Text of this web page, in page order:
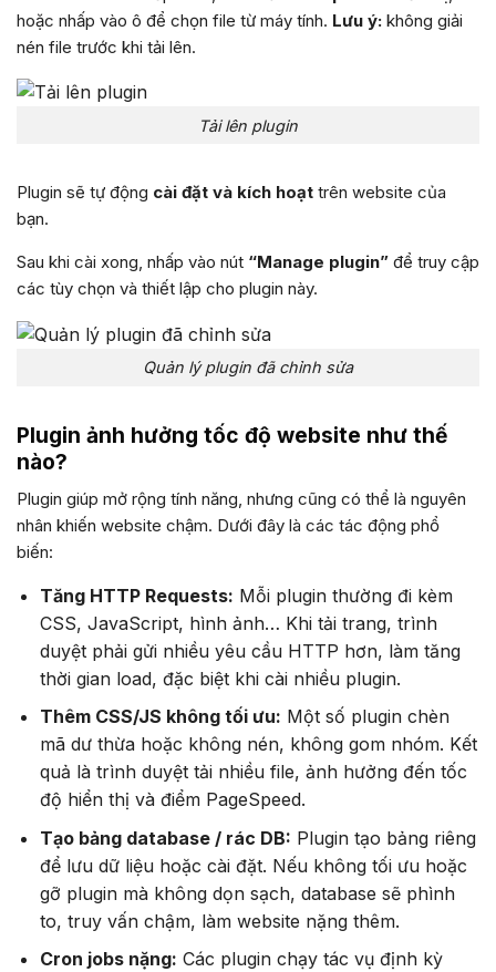
hoặc nhấp vào ô để chọn file từ máy tính. Lưu ý: không giải
nén file trước khi tải lên.
Tải lên plugin
Plugin sẽ tự động cài đặt và kích hoạt trên website của
bạn.
Sau khi cài xong, nhấp vào nút “Manage plugin” để truy cập
các tùy chọn và thiết lập cho plugin này.
Quản lý plugin đã chỉnh sửa
Plugin ảnh hưởng tốc độ website như thế
nào?
Plugin giúp mở rộng tính năng, nhưng cũng có thể là nguyên
nhân khiến website chậm. Dưới đây là các tác động phổ
biến:
Tăng HTTP Requests: Mỗi plugin thường đi kèm
CSS, JavaScript, hình ảnh… Khi tải trang, trình
duyệt phải gửi nhiều yêu cầu HTTP hơn, làm tăng
thời gian load, đặc biệt khi cài nhiều plugin.
Thêm CSS/JS không tối ưu: Một số plugin chèn
mã dư thừa hoặc không nén, không gom nhóm. Kết
quả là trình duyệt tải nhiều file, ảnh hưởng đến tốc
độ hiển thị và điểm PageSpeed.
Tạo bảng database / rác DB: Plugin tạo bảng riêng
để lưu dữ liệu hoặc cài đặt. Nếu không tối ưu hoặc
gỡ plugin mà không dọn sạch, database sẽ phình
to, truy vấn chậm, làm website nặng thêm.
Cron jobs nặng: Các plugin chạy tác vụ định kỳ